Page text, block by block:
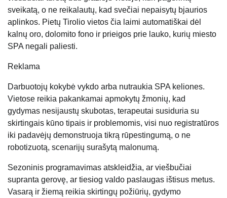
sveikatą, o ne reikalautų, kad svečiai nepaisytų bjaurios
aplinkos. Pietų Tirolio vietos čia laimi automatiškai dėl
kalnų oro, dolomito fono ir prieigos prie lauko, kurių miesto
SPA negali paliesti.
Reklama
Darbuotojų kokybė vykdo arba nutraukia SPA keliones.
Vietose reikia pakankamai apmokytų žmonių, kad
gydymas nesijaustų skubotas, terapeutai susiduria su
skirtingais kūno tipais ir problemomis, visi nuo registratūros
iki padavėjų demonstruoja tikrą rūpestingumą, o ne
robotizuotą, scenarijų surašytą malonumą.
Sezoninis programavimas atskleidžia, ar viešbučiai
supranta gerovę, ar tiesiog valdo paslaugas ištisus metus.
Vasarą ir žiemą reikia skirtingų požiūrių, gydymo